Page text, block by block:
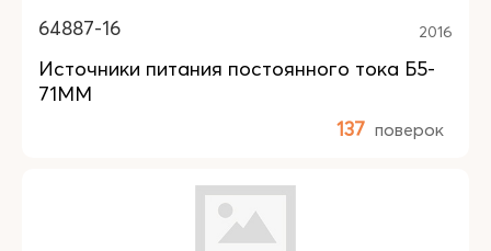
64887-16 2016
Источники питания постоянного тока Б5-
71ММ
137 поверок